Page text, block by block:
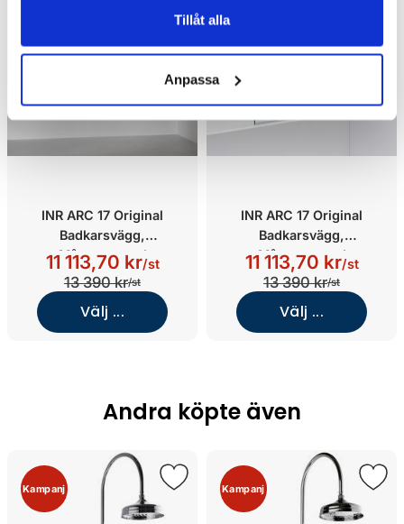
Tillåt alla
Anpassa
INR ARC 17 Original
Badkarsvägg,
Måttanpassad
(Bronze/Brushed Bronze)
11 113,70 kr/st
13 390 kr/st
Välj ...
INR ARC 17 Original
Badkarsvägg,
Måttanpassad
(Frost/Brushed Brass)
11 113,70 kr/st
13 390 kr/st
Välj ...
Andra köpte även
Kampanj Kampanj